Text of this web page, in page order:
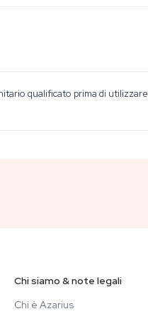
qualificato prima di utilizzare
Chi siamo & note legali
Chi è Azarius